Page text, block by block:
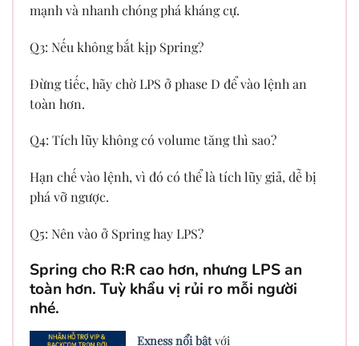
mạnh và nhanh chóng phá kháng cự.
Q3: Nếu không bắt kịp Spring?
Đừng tiếc, hãy chờ LPS ở phase D để vào lệnh an
toàn hơn.
Q4: Tích lũy không có volume tăng thì sao?
Hạn chế vào lệnh, vì đó có thể là tích lũy giả, dễ bị
phá vỡ ngược.
Q5: Nên vào ở Spring hay LPS?
Spring cho R:R cao hơn, nhưng LPS an
toàn hơn. Tuỳ khẩu vị rủi ro mỗi người
nhé.
Exness nổi bật với